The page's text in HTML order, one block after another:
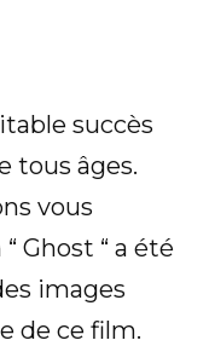
succès
tous âges.
vous
Ghost “ a été
images
de ce film.